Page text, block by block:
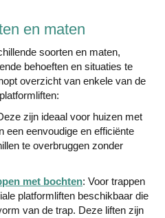
en maten
soorten en maten,
behoeften en situaties te
overzicht van enkele van de
zijn ideaal voor huizen met
een eenvoudige en efficiënte
te overbruggen zonder
met bochten: Voor trappen
platformliften beschikbaar die
van de trap. Deze liften zijn